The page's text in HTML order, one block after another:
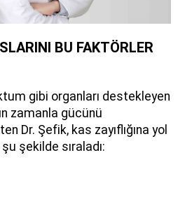
BU FAKTÖRLER
gibi organları destekleyen
zamanla gücünü
Dr. Şefik, kas zayıflığına yol
şekilde sıraladı: